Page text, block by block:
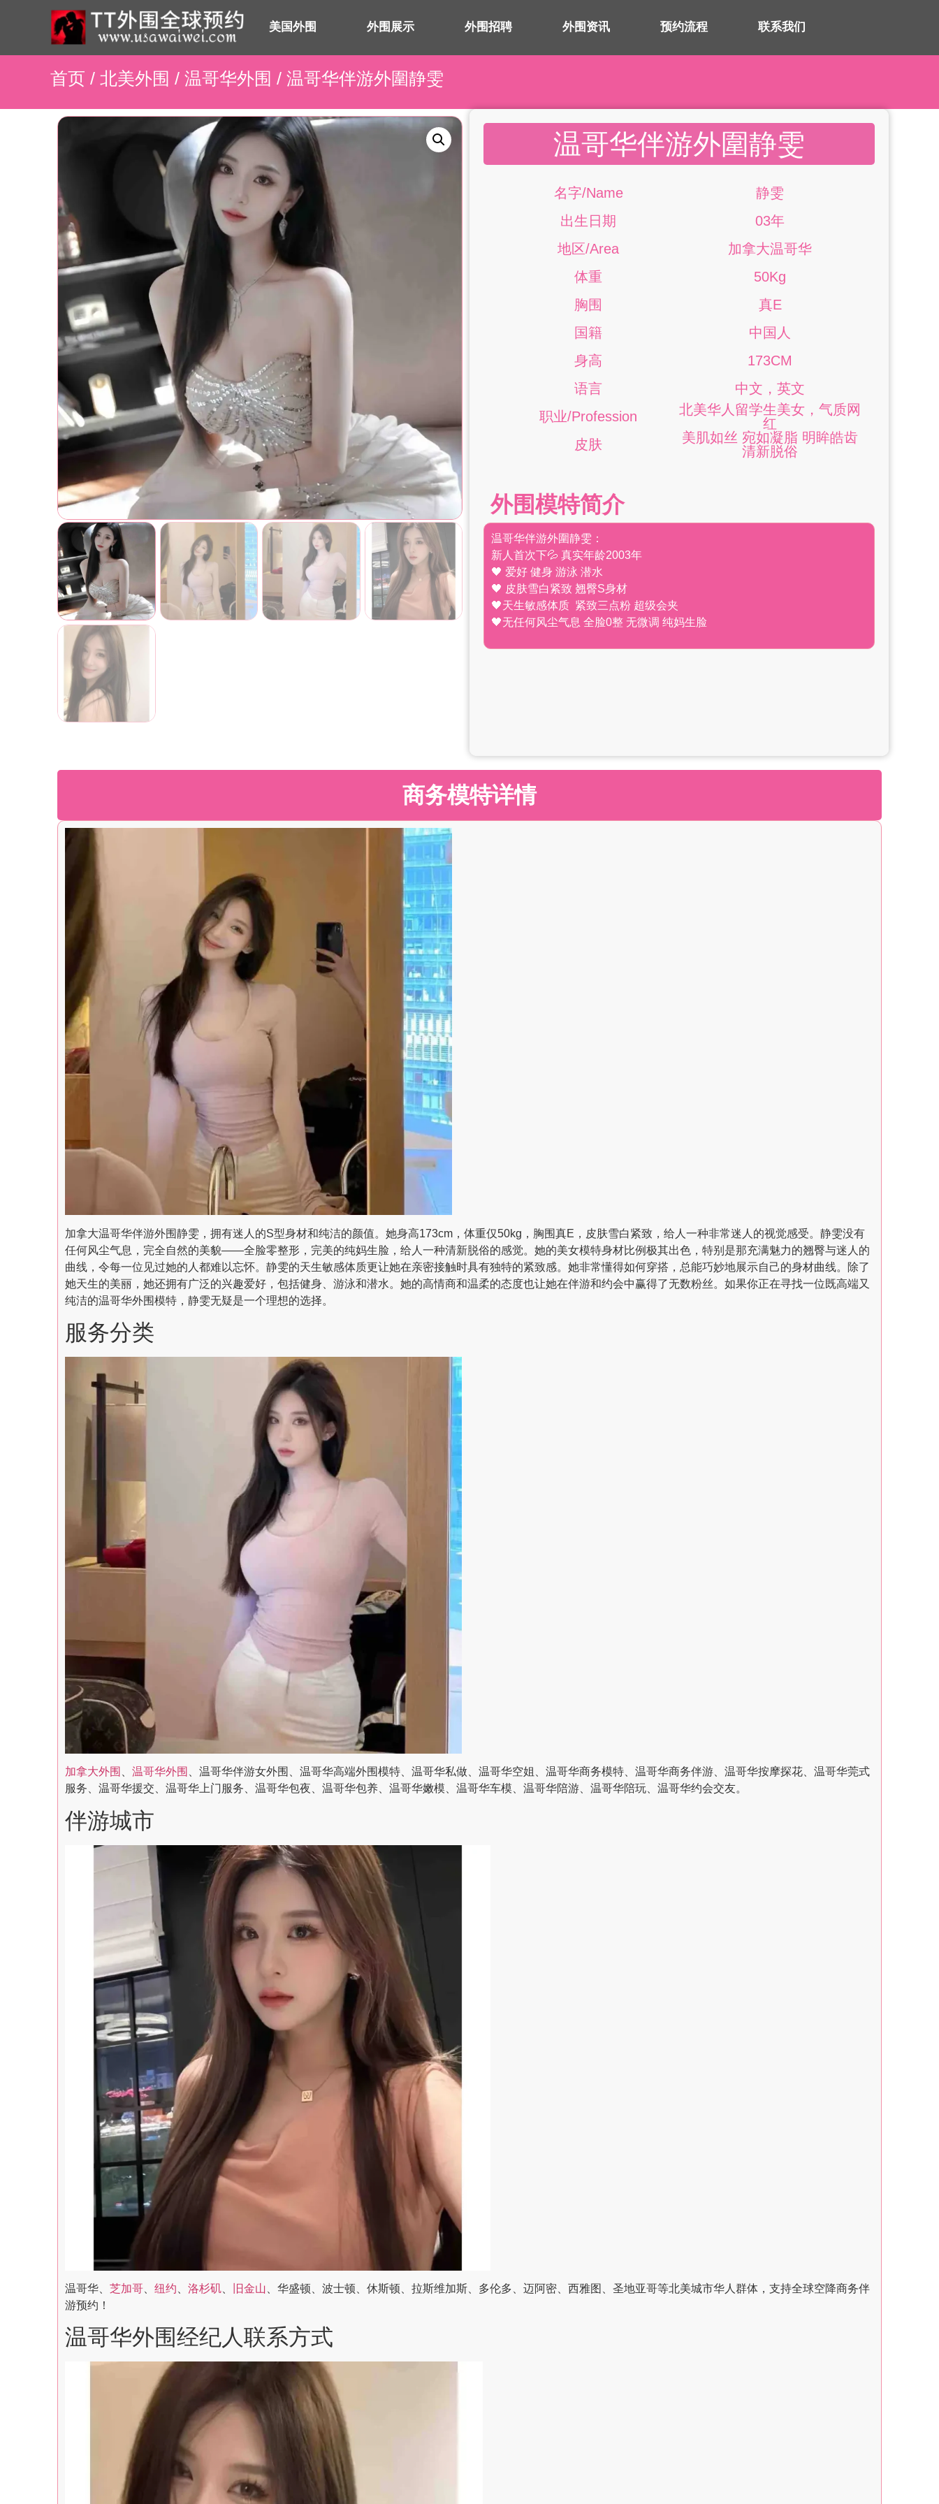
美国外围 外围展示 外围招聘 外围资讯 预约流程 联系我们
首页 / 北美外围 / 温哥华外围 / 温哥华伴游外圍静雯
温哥华伴游外圍静雯
名字/Name
静雯
出生日期
03年
地区/Area
加拿大温哥华
体重
50Kg
胸围
真E
国籍
中国人
身高
173CM
语言
中文，英文
职业/Profession
北美华人留学生美女，气质网
红
皮肤
美肌如丝 宛如凝脂 明眸皓齿
清新脱俗
外围模特简介
温哥华伴游外圍静雯：
新人首次下💦 真实年龄2003年
🖤 爱好 健身 游泳 潜水
🖤 皮肤雪白紧致 翘臀S身材
🖤天生敏感体质 紧致三点粉 超级会夹
🖤无任何风尘气息 全脸0整 无微调 纯妈生脸
商务模特详情
加拿大温哥华伴游外围静雯，拥有迷人的S型身材和纯洁的颜值。她身高173cm，体重仅50kg，胸围真E，皮肤雪白紧致，给人一种非常迷人的视觉感受。静雯没有
任何风尘气息，完全自然的美貌——全脸零整形，完美的纯妈生脸，给人一种清新脱俗的感觉。她的美女模特身材比例极其出色，特别是那充满魅力的翘臀与迷人的
曲线，令每一位见过她的人都难以忘怀。静雯的天生敏感体质更让她在亲密接触时具有独特的紧致感。她非常懂得如何穿搭，总能巧妙地展示自己的身材曲线。除了
她天生的美丽，她还拥有广泛的兴趣爱好，包括健身、游泳和潜水。她的高情商和温柔的态度也让她在伴游和约会中赢得了无数粉丝。如果你正在寻找一位既高端又
纯洁的温哥华外围模特，静雯无疑是一个理想的选择。
服务分类
加拿大外围 温哥华外围
、温哥华伴游女外围、温哥华高端外围模特、温哥华私做、温哥华空姐、温哥华商务模特、温哥华商务伴游、温哥华按摩探花、温哥华莞式
服务、温哥华援交、温哥华上门服务、温哥华包夜、温哥华包养、温哥华嫩模、温哥华车模、温哥华陪游、温哥华陪玩、温哥华约会交友。
伴游城市
温哥华、 芝加哥 纽约 洛杉矶 旧金山 、华盛顿、波士顿、休斯顿、拉斯维加斯、多伦多、迈阿密、西雅图、圣地亚哥等北美城市华人群体，支持全球空降商务伴
游预约！
温哥华外围经纪人联系方式